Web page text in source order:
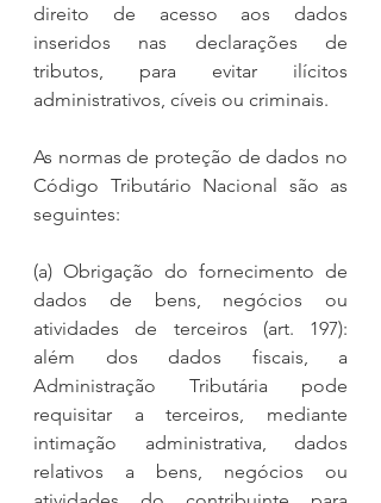
direito de acesso aos dados
inseridos nas declarações de
tributos, para evitar ilícitos
administrativos, cíveis ou criminais.
As normas de proteção de dados no
Código Tributário Nacional são as
seguintes:
(a) Obrigação do fornecimento de
dados de bens, negócios ou
atividades de terceiros (art. 197):
além dos dados fiscais, a
Administração Tributária pode
requisitar a terceiros, mediante
intimação administrativa, dados
relativos a bens, negócios ou